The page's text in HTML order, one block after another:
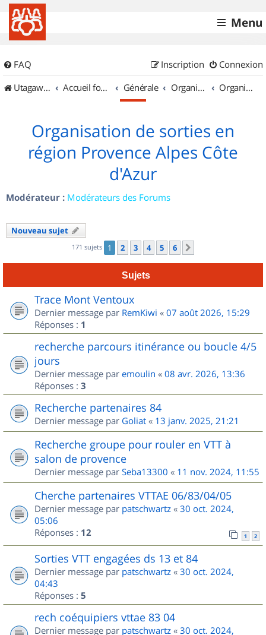
Menu
FAQ Connexion
Inscription
UtagawaVTT (Randos VTT et VTTAE avec traces GPS)
Accueil forum Générale Organisation de sorties & Recherche de partenaires Organisation de sorties en région Provence Alpes Côte d'Azur
Organisation de sorties en
région Provence Alpes Côte
d'Azur
Modérateur : Modérateurs des Forums
Nouveau sujet
171 sujets 1 2 3 4 5 6
Sujets
Trace Mont Ventoux
Dernier message par RemKiwi « 07 août 2026, 15:29
Réponses : 1
recherche parcours itinérance ou boucle 4/5
jours
Dernier message par emoulin « 08 avr. 2026, 13:36
Réponses : 3
Recherche partenaires 84
Dernier message par Goliat « 13 janv. 2025, 21:21
Recherche groupe pour rouler en VTT à
salon de provence
Dernier message par Seba13300 « 11 nov. 2024, 11:55
Cherche partenaires VTTAE 06/83/04/05
Dernier message par patschwartz « 30 oct. 2024,
05:06
Réponses : 12 1 2
Sorties VTT engagées ds 13 et 84
Dernier message par patschwartz « 30 oct. 2024,
04:43
Réponses : 5
rech coéquipiers vttae 83 04
Dernier message par patschwartz « 30 oct. 2024,